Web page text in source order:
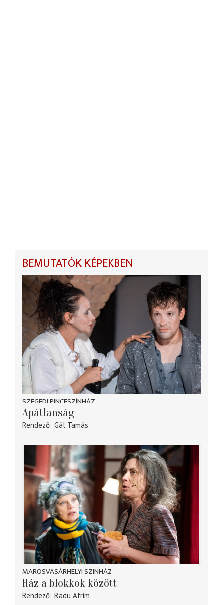
BEMUTATÓK KÉPEKBEN
SZEGEDI PINCESZÍNHÁZ
Apátlanság
Rendező Gál Tamás
MAROSVÁSÁRHELYI SZINHÁZ
Ház a blokkok között
Rendező Radu Afrim